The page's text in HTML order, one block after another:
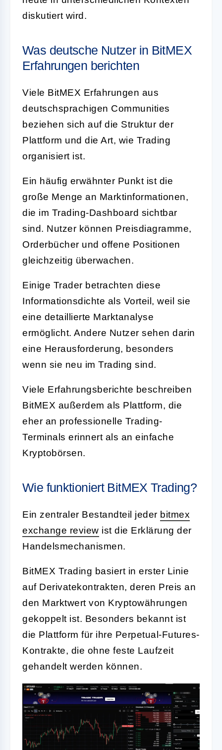
diskutiert wird.
Was deutsche Nutzer in BitMEX
Erfahrungen berichten
Viele BitMEX Erfahrungen aus
deutschsprachigen Communities
beziehen sich auf die Struktur der
Plattform und die Art, wie Trading
organisiert ist.
Ein häufig erwähnter Punkt ist die
große Menge an Marktinformationen,
die im Trading-Dashboard sichtbar
sind. Nutzer können Preisdiagramme,
Orderbücher und offene Positionen
gleichzeitig überwachen.
Einige Trader betrachten diese
Informationsdichte als Vorteil, weil sie
eine detaillierte Marktanalyse
ermöglicht. Andere Nutzer sehen darin
eine Herausforderung, besonders
wenn sie neu im Trading sind.
Viele Erfahrungsberichte beschreiben
BitMEX außerdem als Plattform, die
eher an professionelle Trading-
Terminals erinnert als an einfache
Kryptobörsen.
Wie funktioniert BitMEX Trading?
Ein zentraler Bestandteil jeder bitmex
exchange review ist die Erklärung der
Handelsmechanismen.
BitMEX Trading basiert in erster Linie
auf Derivatekontrakten, deren Preis an
den Marktwert von Kryptowährungen
gekoppelt ist. Besonders bekannt ist
die Plattform für ihre Perpetual-Futures-
Kontrakte, die ohne feste Laufzeit
gehandelt werden können.